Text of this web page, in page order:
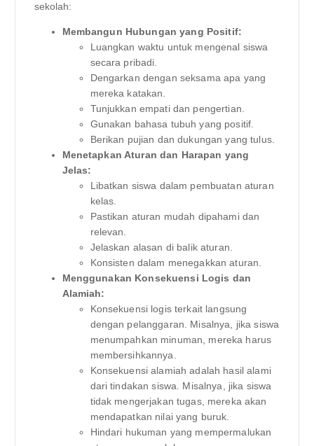
sekolah:
Membangun Hubungan yang Positif:
Luangkan waktu untuk mengenal siswa
secara pribadi.
Dengarkan dengan seksama apa yang
mereka katakan.
Tunjukkan empati dan pengertian.
Gunakan bahasa tubuh yang positif.
Berikan pujian dan dukungan yang tulus.
Menetapkan Aturan dan Harapan yang
Jelas:
Libatkan siswa dalam pembuatan aturan
kelas.
Pastikan aturan mudah dipahami dan
relevan.
Jelaskan alasan di balik aturan.
Konsisten dalam menegakkan aturan.
Menggunakan Konsekuensi Logis dan
Alamiah:
Konsekuensi logis terkait langsung
dengan pelanggaran. Misalnya, jika siswa
menumpahkan minuman, mereka harus
membersihkannya.
Konsekuensi alamiah adalah hasil alami
dari tindakan siswa. Misalnya, jika siswa
tidak mengerjakan tugas, mereka akan
mendapatkan nilai yang buruk.
Hindari hukuman yang mempermalukan